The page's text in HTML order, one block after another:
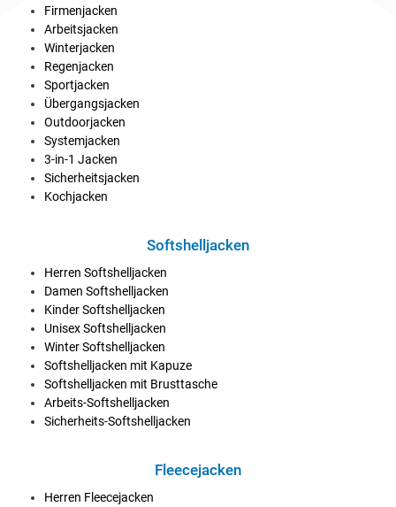
Firmenjacken
Arbeitsjacken
Winterjacken
Regenjacken
Sportjacken
Übergangsjacken
Outdoorjacken
Systemjacken
3-in-1 Jacken
Sicherheitsjacken
Kochjacken
Softshelljacken
Herren Softshelljacken
Damen Softshelljacken
Kinder Softshelljacken
Unisex Softshelljacken
Winter Softshelljacken
Softshelljacken mit Kapuze
Softshelljacken mit Brusttasche
Arbeits-Softshelljacken
Sicherheits-Softshelljacken
Fleecejacken
Herren Fleecejacken